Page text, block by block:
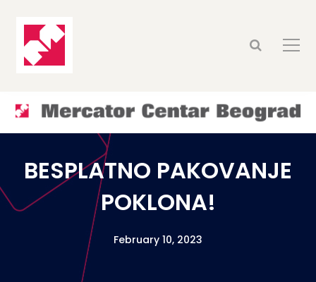
BESPLATNO PAKOVANJE
POKLONA!
February 10, 2023